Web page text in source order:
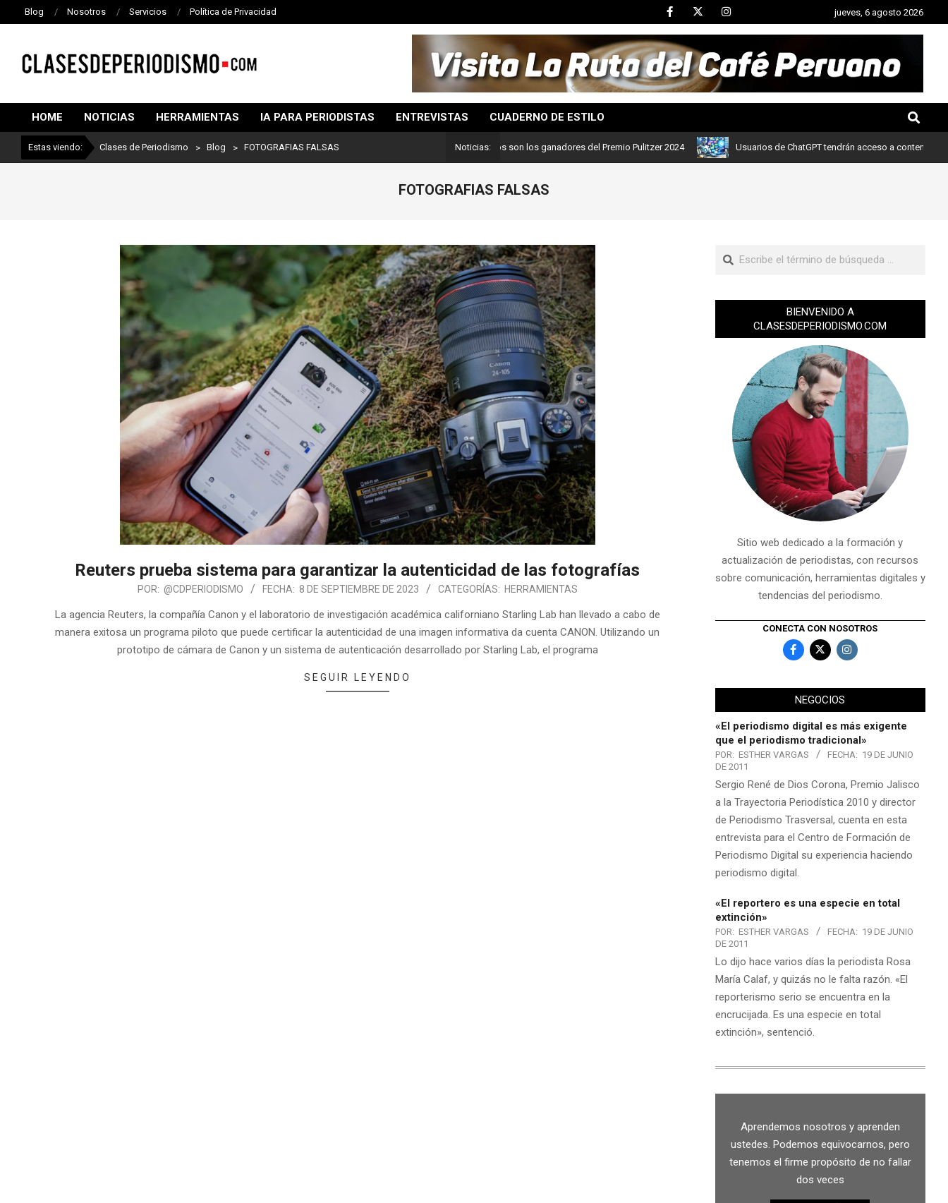
Blog Nosotros Servicios Política de Privacidad jueves, 6 agosto 2026
DE
PERIODISMO
HOME NOTICIAS HERRAMIENTAS IA PARA PERIODISTAS ENTREVISTAS CUADERNO DE ESTILO
Estas viendo: Clases de Periodismo > Blog > FOTOGRAFIAS FALSAS Noticias:
Lo mejor del periodismo: Estos son los ganadores del Premio Pulitzer 2024 Usuarios de ChatGPT tendrán acceso a contenidos de
FOTOGRAFIAS FALSAS
Reuters prueba sistema para garantizar la autenticidad de las fotografías
POR: @CDPERIODISMO FECHA: 8 DE SEPTIEMBRE DE 2023 CATEGORÍAS: HERRAMIENTAS
La agencia Reuters, la compañía Canon y el laboratorio de investigación académica californiano Starling Lab han llevado a cabo de
manera exitosa un programa piloto que puede certificar la autenticidad de una imagen informativa da cuenta CANON. Utilizando un
prototipo de cámara de Canon y un sistema de autenticación desarrollado por Starling Lab, el programa
SEGUIR LEYENDO
BIENVENIDO A
CLASESDEPERIODISMO.COM
Sitio web dedicado a la formación y
actualización de periodistas, con recursos
sobre comunicación, herramientas digitales y
tendencias del periodismo.
CONECTA CON NOSOTROS
NEGOCIOS
«El periodismo digital es más exigente
que el periodismo tradicional»
POR: ESTHER VARGAS FECHA: 19 DE JUNIO
DE 2011
Sergio René de Dios Corona, Premio Jalisco
a la Trayectoria Periodística 2010 y director
de Periodismo Trasversal, cuenta en esta
entrevista para el Centro de Formación de
Periodismo Digital su experiencia haciendo
periodismo digital.
«El reportero es una especie en total
extinción»
POR: ESTHER VARGAS FECHA: 19 DE JUNIO
DE 2011
Lo dijo hace varios días la periodista Rosa
María Calaf, y quizás no le falta razón. «El
reporterismo serio se encuentra en la
encrucijada. Es una especie en total
extinción», sentenció.
Aprendemos nosotros y aprenden
ustedes. Podemos equivocarnos, pero
tenemos el firme propósito de no fallar
dos veces